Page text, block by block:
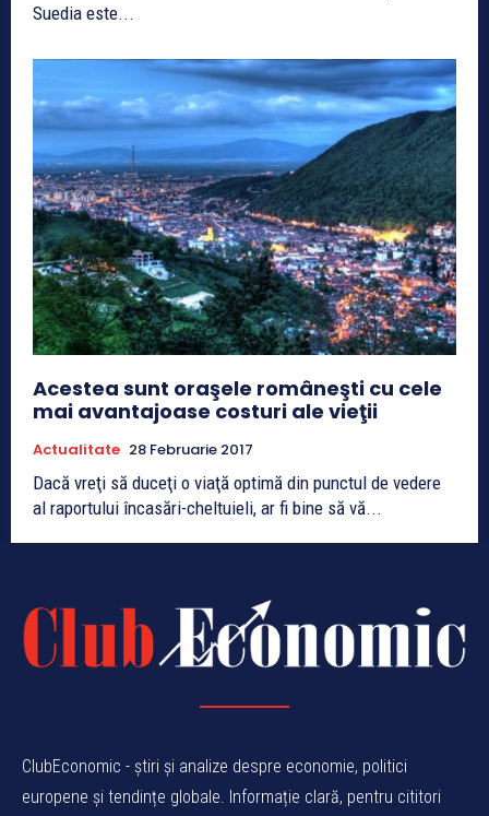
Suedia este...
Acestea sunt oraşele româneşti cu cele
mai avantajoase costuri ale vieţii
Actualitate 28 Februarie 2017
Dacă vreţi să duceţi o viaţă optimă din punctul de vedere
al raportului încasări-cheltuieli, ar fi bine să vă...
ClubEconomic - știri și analize despre economie, politici
europene și tendințe globale. Informație clară, pentru cititori